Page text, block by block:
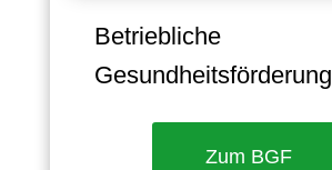
Betriebliche
Gesundheitsförderung
Zum BGF